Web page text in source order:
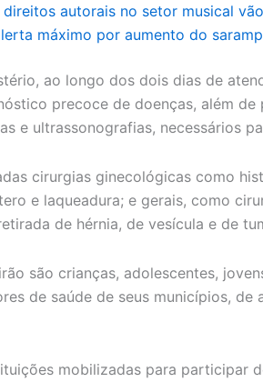
direitos autorais no setor musical
máximo por aumento do
ao longo dos dois dias de
precoce de doenças, além
e ultrassonografias, necessários
cirurgias ginecológicas como
e laqueadura; e gerais, como
de hérnia, de vesícula e de
são crianças, adolescentes,
de saúde de seus municípios,
mobilizadas para participar